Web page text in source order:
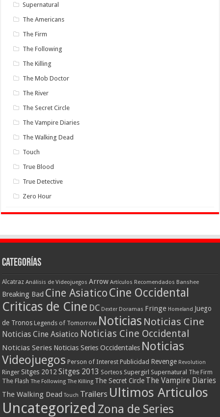
Supernatural
The Americans
The Firm
The Following
The Killing
The Mob Doctor
The River
The Secret Circle
The Vampire Diaries
The Walking Dead
Touch
True Blood
True Detective
Zero Hour
Categorías
Alcatraz Análisis de Videojuegos Arrow Artículos Recomendados Banshee
Breaking Bad Cine AsiaticoCine Occidental
Criticas de Cine DC Dexter Doramas Fringe Homeland Juego
de Tronos Legends of Tomorrow Noticias Noticias Cine
Noticias Cine Asiatico Noticias Cine Occidental
Noticias Series Noticias Series Occidentales Noticias
Videojuegos Person of Interest Publicidad Revenge Revolution
Ringer Sitges 2012 Sitges 2013 Sorteos Supergirl Supernatural The Firm
The Flash The Following The Killing The Secret Circle The Vampire Diaries
The Walking Dead Touch Trailers Ultimos Articulos
Uncategorized Zona de Series